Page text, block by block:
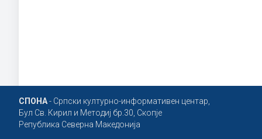
СПОНА- Српски културно-информативен центар,
Бул Св. Кирил и Методиј бр.30, Скопје
Република Северна Македонија